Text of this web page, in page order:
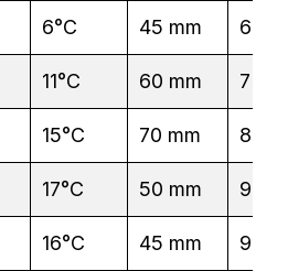
6°C 45 mm 6 h
11°C 60 mm 7 h
15°C 70 mm 8 h
17°C 50 mm 9 h
16°C 45 mm 9 h